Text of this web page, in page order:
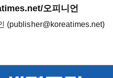
오피니언
(publisher@koreatimes.net)